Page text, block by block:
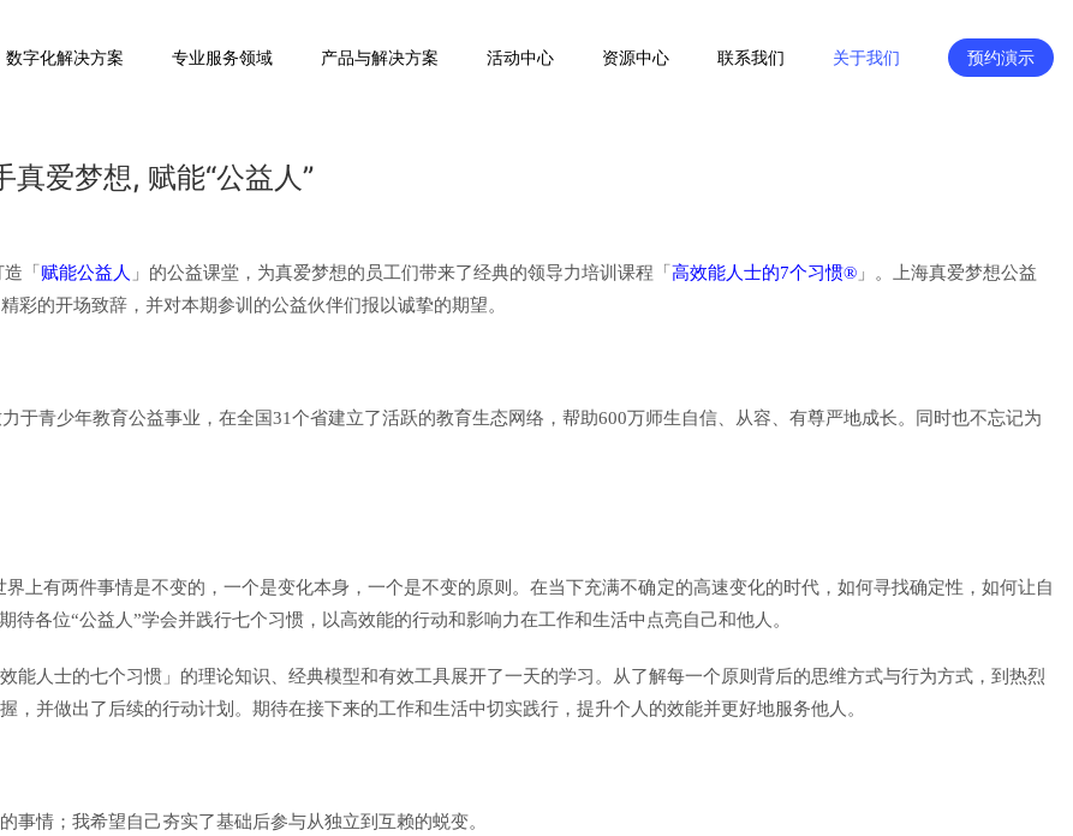
预约演示
关于我们
联系我们
资源中心
活动中心
产品与解决方案
专业服务领域
数字化解决方案
爱梦想, 赋能“公益人”
「 赋能公益人 」的公益课堂，为真爱梦想的员工们带来了经典的领导力培训课程 「 高效能人士的7个习惯® 」
。上海真爱梦想公益
彩的开场致辞，并对本期参训的公益伙伴们报以诚挚的期望。
于青少年教育公益事业，在全国31个省建立了活跃的教育生态网络，帮助600万师生自信、从容、有尊严地成长。同时也不忘记为
界上有两件事情是不变的，一个是变化本身，一个是不变的原则。在当下充满不确定的高速变化的时代，如何寻找确定性，如何让自
各位“公益人”学会并践行七个习惯，以高效能的行动和影响力在工作和生活中点亮自己和他人。
能人士的七个习惯」的理论知识、经典模型和有效工具展开了一天的学习。从了解每一个原则背后的思维方式与行为方式，到热烈
并做出了后续的行动计划。期待在接下来的工作和生活中切实践行，提升个人的效能并更好地服务他人。
事情；我希望自己夯实了基础后参与从独立到互赖的蜕变。